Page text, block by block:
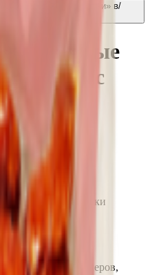
с ароматом клубники» в/
копченые
в/с
мясные колбаски
цыплят-бройлеров,